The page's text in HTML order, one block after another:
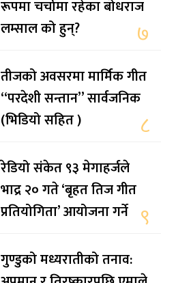
रूपमा चर्चामा रहेका बोधराज
लम्साल को हुन्?
७
तीजको अवसरमा मार्मिक गीत
“परदेशी सन्तान” सार्वजनिक
(भिडियो सहित )
८
रेडियो संकेत ९३ मेगाहर्जले
भाद्र २० गते ‘बृहत तिज गीत
प्रतियोगिता’ आयोजना गर्ने ९
गुण्डुको मध्यरातीको तनाव: